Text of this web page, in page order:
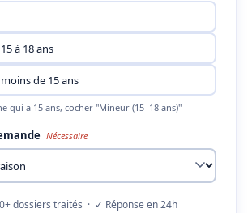
à 18 ans
de 15 ans
qui a 15 ans, cocher "Mineur (15–18 ans)"
Nécessaire
dossiers traités · ✓ Réponse en 24h